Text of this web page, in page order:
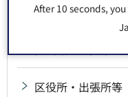
After 10 seconds,
文化センター・公
区民館・地区集会
区役所・出張所等